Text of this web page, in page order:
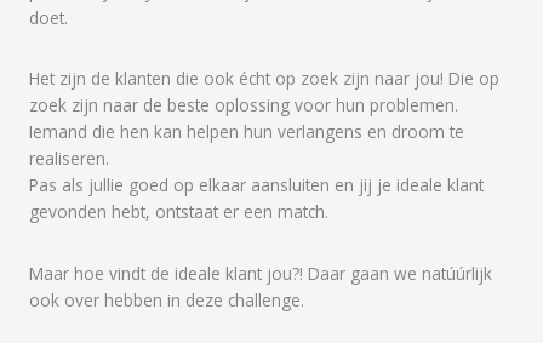
doet.
Het zijn de klanten die ook écht op zoek zijn naar jou! Die op
zoek zijn naar de beste oplossing voor hun problemen.
Iemand die hen kan helpen hun verlangens en droom te
realiseren.
Pas als jullie goed op elkaar aansluiten en jij je ideale klant
gevonden hebt, ontstaat er een match.
Maar hoe vindt de ideale klant jou?! Daar gaan we natúúrlijk
ook over hebben in deze challenge.